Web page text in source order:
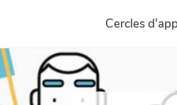
Aller au contenu principal
Cercles